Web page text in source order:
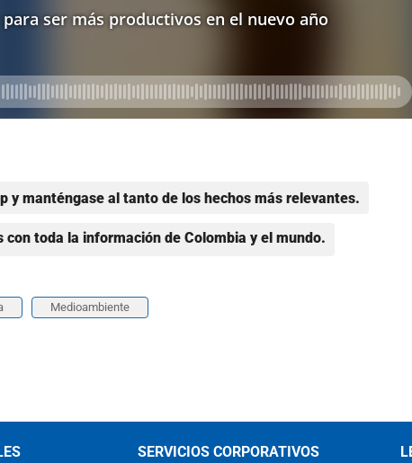
y manténgase al tanto de los hechos más relevantes.
toda la información de Colombia y el mundo.
Medioambiente
SERVICIOS CORPORATIVOS